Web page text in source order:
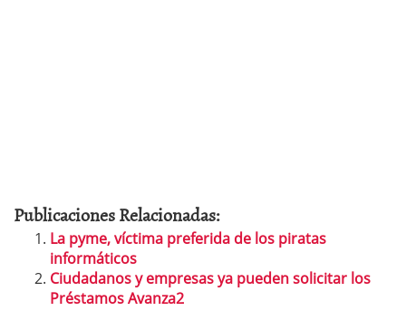
Publicaciones Relacionadas:
La pyme, víctima preferida de los piratas
informáticos
Ciudadanos y empresas ya pueden solicitar los
Préstamos Avanza2